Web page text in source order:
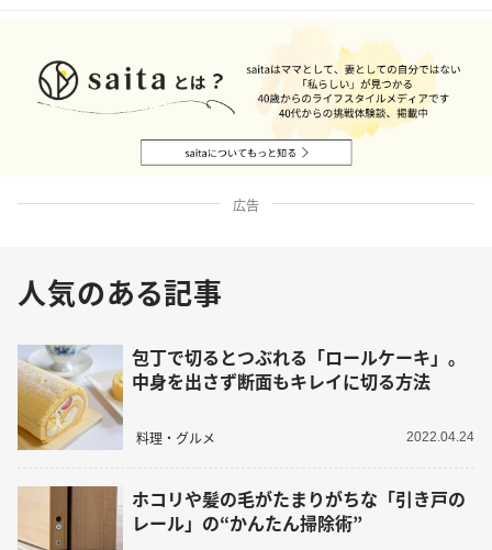
広告
人気のある記事
包丁で切るとつぶれる「ロールケーキ」。
中身を出さず断面もキレイに切る方法
料理・グルメ 2022.04.24
ホコリや髪の毛がたまりがちな「引き戸の
レール」の“かんたん掃除術”